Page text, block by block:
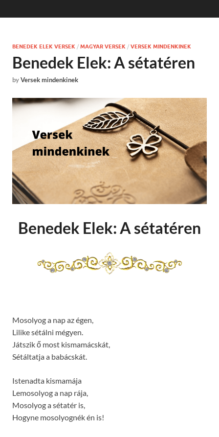
BENEDEK ELEK VERSEK / MAGYAR VERSEK / VERSEK MINDENKINEK
Benedek Elek: A sétatéren
byVersek mindenkinek
Benedek Elek: A sétatéren
Mosolyog a nap az égen,
Lilike sétálni mégyen.
Játszik ő most kismamácskát,
Sétáltatja a babácskát.
Istenadta kismamája
Lemosolyog a nap rája,
Mosolyog a sétatér is,
Hogyne mosolyognék én is!